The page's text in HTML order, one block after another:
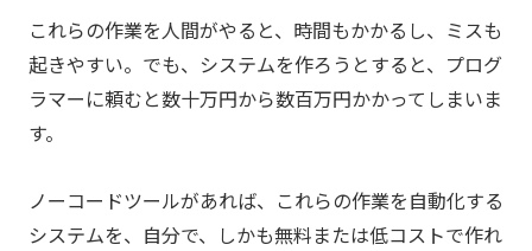
これらの作業を人間がやると、時間もかかるし、ミスも
起きやすい。でも、システムを作ろうとすると、プログ
ラマーに頼むと数十万円から数百万円かかってしまいま
す。
ノーコードツールがあれば、これらの作業を自動化する
システムを、自分で、しかも無料または低コストで作れ